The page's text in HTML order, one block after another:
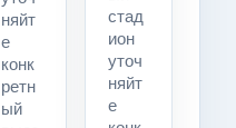
няйт
е
конк
ретн
ый
стад
ион
уточ
няйт
е